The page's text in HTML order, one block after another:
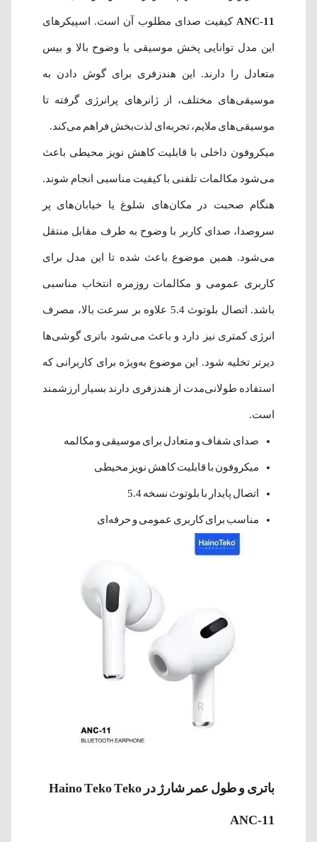
ANC-11 کیفیت صدای مطلوب آن است. اسپیکرهای
این مدل توانایی پخش موسیقی با وضوح بالا و بیس
متعادل را دارند. این هندزفری برای گوش دادن به
موسیقی‌های مختلف، از ژانرهای پرانرژی گرفته تا
موسیقی‌های ملایم، تجربه‌ای لذت‌بخش فراهم می‌کند.
میکروفون داخلی با قابلیت کاهش نویز محیطی باعث
می‌شود مکالمات تلفنی با کیفیت مناسبی انجام شوند.
هنگام صحبت در مکان‌های شلوغ یا خیابان‌های پر
سروصدا، صدای کاربر با وضوح به طرف مقابل منتقل
می‌شود. همین موضوع باعث شده تا این مدل برای
کاربری عمومی و مکالمات روزمره انتخاب مناسبی
باشد. اتصال بلوتوث 5.4 علاوه بر سرعت بالا، مصرف
انرژی کمتری نیز دارد و باعث می‌شود باتری گوشی‌ها
دیرتر تخلیه شود. این موضوع به‌ویژه برای کاربرانی که
استفاده طولانی‌مدت از هندزفری دارند بسیار ارزشمند
است.
صدای شفاف و متعادل برای موسیقی و مکالمه
میکروفون با قابلیت کاهش نویز محیطی
اتصال پایدار با بلوتوث نسخه 5.4
مناسب برای کاربری عمومی و حرفه‌ای
باتری و طول عمر شارژ در Haino Teko Teko
ANC-11